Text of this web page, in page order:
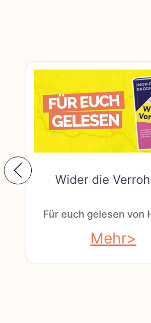
Wider die
Für euch gelesen von
Mehr